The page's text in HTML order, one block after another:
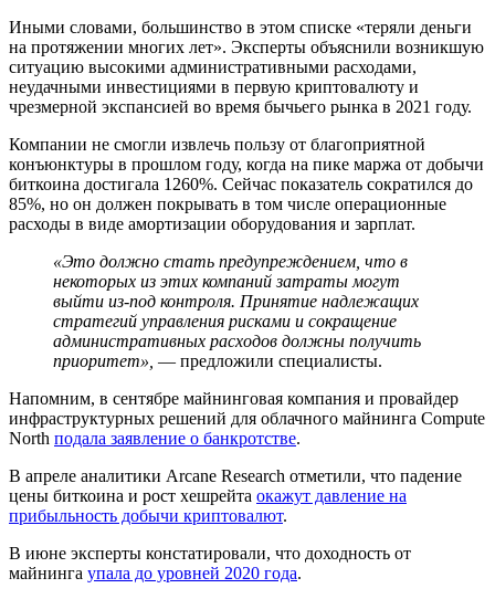
Иными словами, большинство в этом списке «теряли деньги
на протяжении многих лет». Эксперты объяснили возникшую
ситуацию высокими административными расходами,
неудачными инвестициями в первую криптовалюту и
чрезмерной экспансией во время бычьего рынка в 2021 году.
Компании не смогли извлечь пользу от благоприятной
конъюнктуры в прошлом году, когда на пике маржа от добычи
биткоина достигала 1260%. Сейчас показатель сократился до
85%, но он должен покрывать в том числе операционные
расходы в виде амортизации оборудования и зарплат.
«Это должно стать предупреждением, что в
некоторых из этих компаний затраты могут
выйти из-под контроля. Принятие надлежащих
стратегий управления рисками и сокращение
административных расходов должны получить
приоритет», — предложили специалисты.
Напомним, в сентябре майнинговая компания и провайдер
инфраструктурных решений для облачного майнинга Compute
North подала заявление о банкротстве.
В апреле аналитики Arcane Research отметили, что падение
цены биткоина и рост хешрейта окажут давление на
прибыльность добычи криптовалют.
В июне эксперты констатировали, что доходность от
майнинга упала до уровней 2020 года.